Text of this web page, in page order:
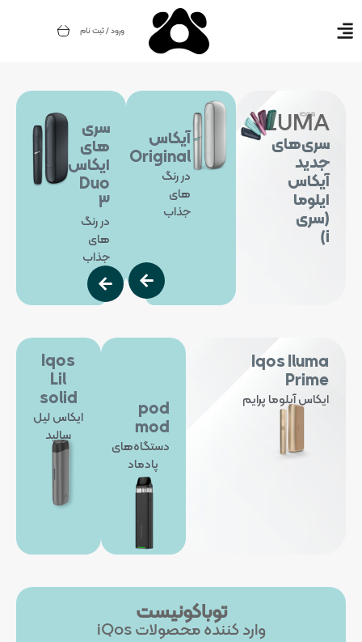
ورود / ثبت نام
آیکاس
Original
در رنگ
های
جذاب
ILUMA
سری‌های
جدید
آیکاس
ایلوما
(سری
i)
سری
های
ایکاس
Duo
3
در رنگ
های
جذاب
pod
mod
دستگاه‌های
پادماد
Iqos Iluma
Prime
ایکاس آیلوما پرایم
Iqos
Lil
solid
ایکاس لیل
سالید
توباکونیست
وارد کننده محصولات iQos